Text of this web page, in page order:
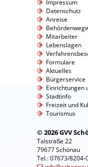
Impressum
Datenschutz
Anreise
Mitarbeiter
Lebenslagen
Formulare
Aktuelles
Bürgerservice
Einrichtungen
Stadtinfo
Freizeit und
Tourismus
© 2026 GVV
Talstraße 22
79677 Schönau
Tel.: 07673/8204-